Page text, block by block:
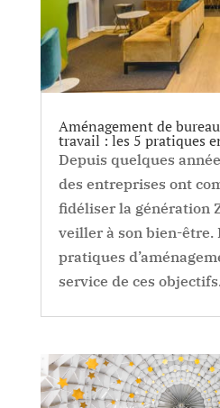
Aménagement de
travail : les 5 pratiques
Depuis quelques
des entreprises ont
fidéliser la génération
veiller à son bien-être.
pratiques
service de ces